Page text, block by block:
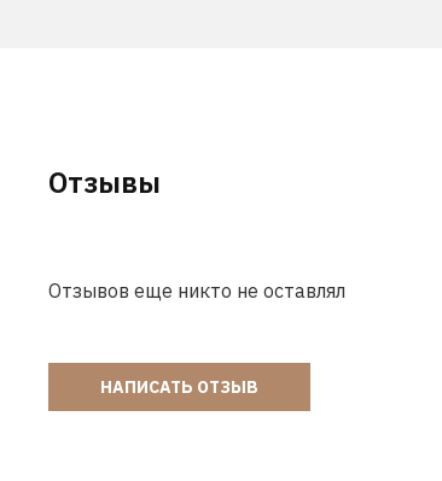
Отзывы
Отзывов еще никто не оставлял
НАПИСАТЬ ОТЗЫВ